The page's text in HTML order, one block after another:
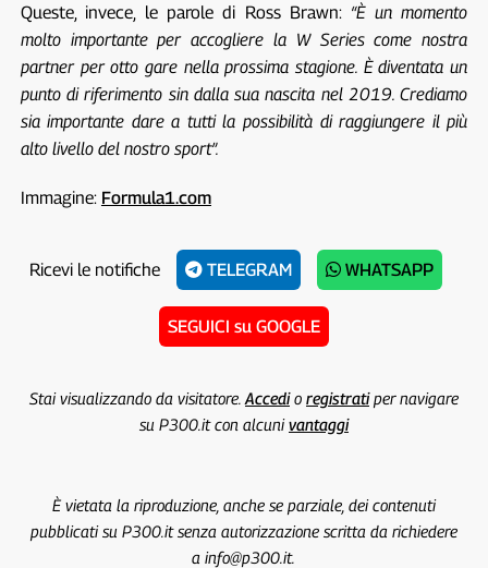
Queste, invece, le parole di Ross Brawn: “È un momento
molto importante per accogliere la W Series come nostra
partner per otto gare nella prossima stagione. È diventata un
punto di riferimento sin dalla sua nascita nel 2019. Crediamo
sia importante dare a tutti la possibilità di raggiungere il più
alto livello del nostro sport”.
Immagine: Formula1.com
Ricevi le notifiche TELEGRAM WHATSAPP
SEGUICI su GOOGLE
Stai visualizzando da visitatore. Accedio registratiper navigare
su P300.it con alcunivantaggi
È vietata la riproduzione, anche se parziale, dei contenuti
pubblicati su P300.it senza autorizzazione scritta da richiedere
a info@p300.it.